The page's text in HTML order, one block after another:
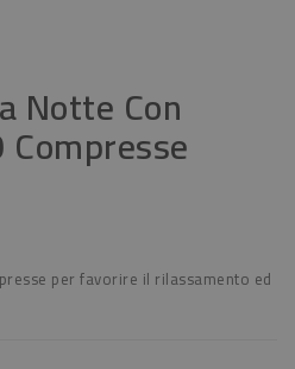
Notte Con
per favorire il rilassamento ed